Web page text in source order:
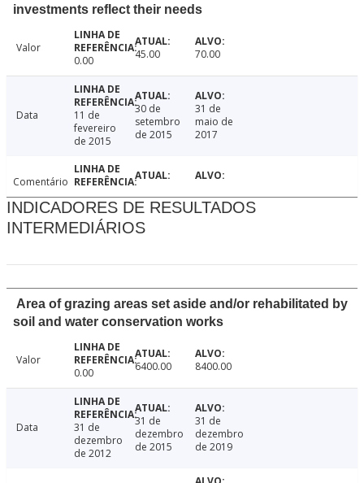
investments reflect their needs
Valor
0.00
45.00 70.00
Data
11 de
fevereiro
de 2015
30 de
setembro
de 2015
31 de
maio de
2017
Comentário
INDICADORES DE RESULTADOS
INTERMEDIÁRIOS
Area of grazing areas set aside and/or rehabilitated by
soil and water conservation works
Valor
0.00
6400.00 8400.00
Data
31 de
dezembro
de 2012
31 de
dezembro
de 2015
31 de
dezembro
de 2019